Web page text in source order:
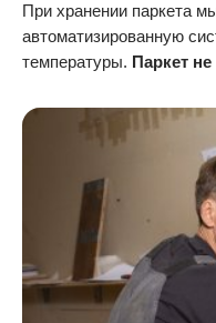
При хранении паркета
автоматизированную
температуры. Паркет не